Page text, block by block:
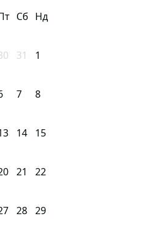
Сб Нд
31 1
7 8
14 15
21 22
28 29